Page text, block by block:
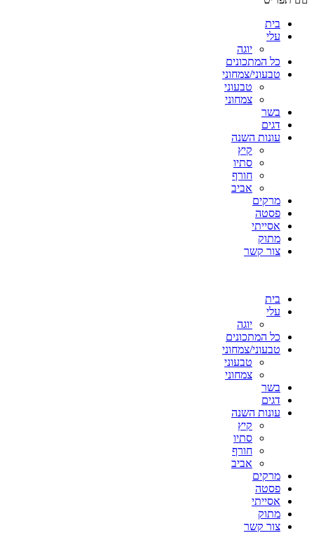
בית
עלי
יוגה
כל המתכונים
טבעוני/צמחוני
טבעוני
צמחוני
בשר
דגים
עונות השנה
קיץ
סתיו
חורף
אביב
מרקים
פסטה
אסייתי
מתוק
צור קשר
בית
עלי
יוגה
כל המתכונים
טבעוני/צמחוני
טבעוני
צמחוני
בשר
דגים
עונות השנה
קיץ
סתיו
חורף
אביב
מרקים
פסטה
אסייתי
מתוק
צור קשר